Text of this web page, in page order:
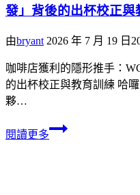
發」背後的出杯校正與
由bryant 2026 年 7 月 19 日
咖啡店獲利的隱形推手：
的出杯校正與教育訓練 哈
夥…
閱讀更多